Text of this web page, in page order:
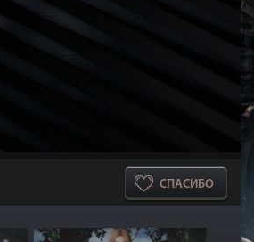
СПАСИБО